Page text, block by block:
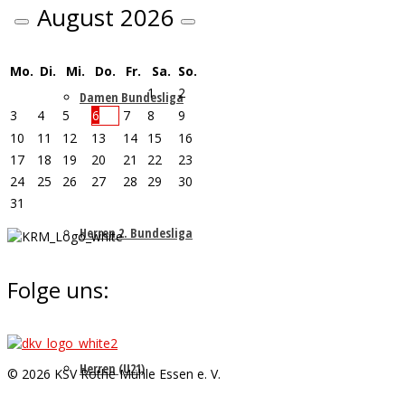
Damen Bundesliga
Herren 2. Bundesliga
Herren (U21)
August 2026
Mo. Di. Mi. Do. Fr. Sa. So.
1
2
3
4 5 6 7 8
9
10
11 12 13 14 15
16
17
18 19 20 21 22
23
24
25 26 27 28 29
30
31
Folge uns:
© 2026 KSV Rothe Mühle Essen e. V.